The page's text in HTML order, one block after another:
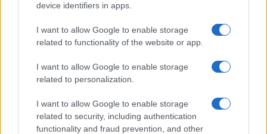
device identifiers in apps.
I want to allow Google to enable storage
related to functionality of the website or app.
I want to allow Google to enable storage
related to personalization.
I want to allow Google to enable storage
related to security, including authentication
functionality and fraud prevention, and other